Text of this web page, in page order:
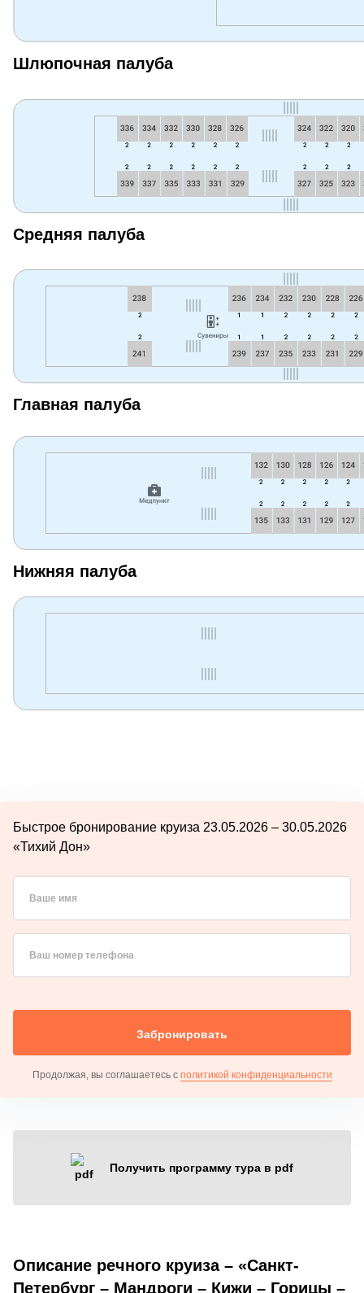
Шлюпочная палуба
Средняя палуба
Главная палуба
Нижняя палуба
Быстрое бронирование круиза 23.05.2026 – 30.05.2026
«Тихий Дон»
Ваше имя
Ваш номер телефона
Забронировать
Продолжая, вы соглашаетесь с политикой конфиденциальности
Получить программу тура в pdf
Описание речного круиза – «Санкт-
Петербург – Мандроги – Кижи – Горицы –